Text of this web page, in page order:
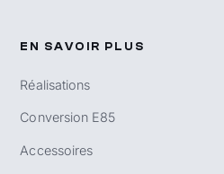
EN SAVOIR PLUS
Réalisations
Conversion E85
Accessoires